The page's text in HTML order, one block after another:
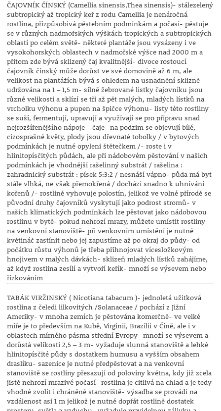
ČAJOVNÍK ČÍNSKÝ (Camellia sinensis,Thea sinensis)- stálezelený
subtropický až tropický keř z rodu Camellia je nenáročná
rostlina, přizpůsobivá pěstebním podmínkám a počasí- pěstuje
se v různých nadmořských výškách tropických a subtropických
oblastí po celém světě- některé plantáže jsou vysázeny i ve
vysokohorských oblastech v nadmořské výšce nad 2000 m a
přitom zde bývá sklizený čaj kvalitnější- divoce rostoucí
čajovník čínský může dorůst ve své domovině až 6 m, ale
velikost na plantážích bývá s ohledem na usnadnění sklizně
udržována na 1 – 1,5 m- silně žebrované lístky čajovníku jsou
různé velikosti a sklízí se tři až pět malých, mladých lístků na
vrcholku výhonu a pupen na špičce výhonu- listy této rostliny
se suší, fermentují, upravují a využívají se pro přípravu snad
nejrozšířenějšího nápoje - čaje- na podzim se objevují bílé,
cizosprašné květy, plody jsou dřevnaté tobolky / v bytových
podmínkách je nutné opyleni štětečkem /- roste i v
hlinitopísčitých půdách, ale při nádobovém pěstování v našich
podmínkách je vhodnější rašelinný substrát / rašelina :
zahradnický substrát : písek 5:3:2 / nesnáší vápno- půda má byt
stále vlhká, ne však přemokřená / dochází snadno k uhnívání
kořenů /- rostlině vyhovuje polostín, jelikož ve volné přírodě se
původní druhy čajovníků vyskytují jako podrost stromů- v
našich klimatických podmínkách lze pěstovat jako nádobovou
rostlinu v bytě- pokud nehrozí mrazy, můžete umístit rostliny
na venkovní stanoviště- při venkovním umístění je nutné
květináč zastínit nebo jej zapustíme až po okraj do půdy- od
počátku růstu výhonů je třeba přihnojovat vícesložkovým
hnojivem v malých dávkách- sklizeň mladých lístků zahájíme,
až když rostlina zesílí a vytvoří keřík- množí se výsevem nebo
řízkováním
TABÁK VIRŽINSKÝ ( Nicotiana tabacum )- jednoletá užitková
rostlina z čeledi lilkovitých /Solanaceae / pochází z Jižní
Ameriky- v mnoha zemích je pěstována komerčně- ve velké
míře je to především na Kubě, Virginii, Brazílii v Číně, ale i v
oblastech mírného pásma střední Evropy- množí se výsevem a
dorůstá velikosti 2,5 – 3 m- vyžaduje slunná stanoviště a lehké
hlinitopísčité půdy s dostatkem humusu a vyšším obsahem
draslíku- sazenice je nutné předpěstovat a na venkovní
stanoviště se rostliny přesazují od poloviny května, kdy již zcela
jistě nehrozí mrazivé počasí- rostlina je citlivá na chlad a je tedy
vhodné zvolit i chráněné stanoviště- výsadba se provádí na
vzdálenost asi 1 m jelikož je nutné dopřát rostlině dostatek